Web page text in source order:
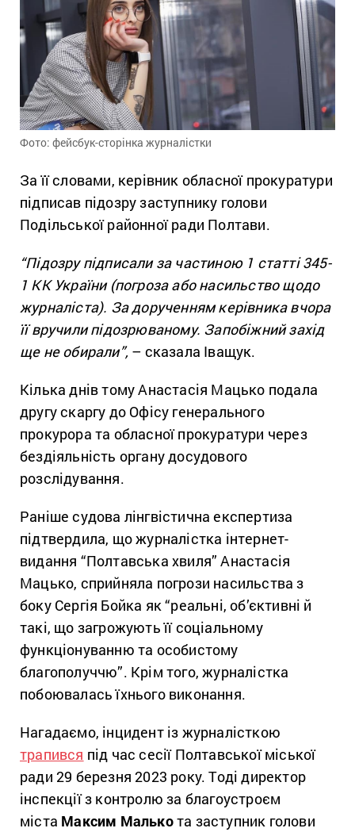
Фото: фейсбук-сторінка журналістки
За її словами, керівник обласної прокуратури
підписав підозру заступнику голови
Подільської районної ради Полтави.
“Підозру підписали за частиною 1 статті 345-
1 КК України (погроза або насильство щодо
журналіста). За дорученням керівника вчора
її вручили підозрюваному. Запобіжний захід
ще не обирали”, – сказала Іващук.
Кілька днів тому Анастасія Мацько подала
другу скаргу до Офісу генерального
прокурора та обласної прокуратури через
бездіяльність органу досудового
розслідування.
Раніше судова лінгвістична експертиза
підтвердила, що журналістка інтернет-
видання “Полтавська хвиля” Анастасія
Мацько, сприйняла погрози насильства з
боку Сергія Бойка як “реальні, об’єктивні й
такі, що загрожують її соціальному
функціонуванню та особистому
благополуччю”. Крім того, журналістка
побоювалась їхнього виконання.
Нагадаємо, інцидент із журналісткою
трапився під час сесії Полтавської міської
ради 29 березня 2023 року. Тоді директор
інспекції з контролю за благоустроєм
міста Максим Малькота заступник голови